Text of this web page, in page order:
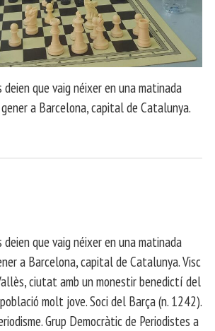
deien que vaig néixer en una matinada
a Barcelona, capital de Catalunya.
deien que vaig néixer en una matinada
a Barcelona, capital de Catalunya. Visc
ciutat amb un monestir benedictí del
molt jove. Soci del Barça (n. 1242).
Grup Democràtic de Periodistes a